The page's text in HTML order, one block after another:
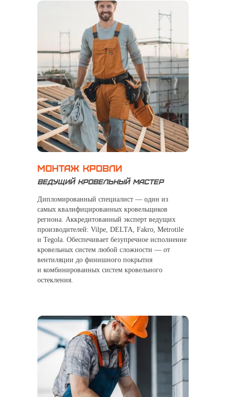
Монтаж кровли
Ведущий кровельный мастер
Дипломированный специалист — один из
самых квалифицированных кровельщиков
региона. Аккредитованный эксперт ведущих
производителей: Vilpe, DELTA, Fakro, Metrotile
и Tegola. Обеспечивает безупречное исполнение
кровельных систем любой сложности — от
вентиляции до финишного покрытия
и комбинированных систем кровельного
остекления.